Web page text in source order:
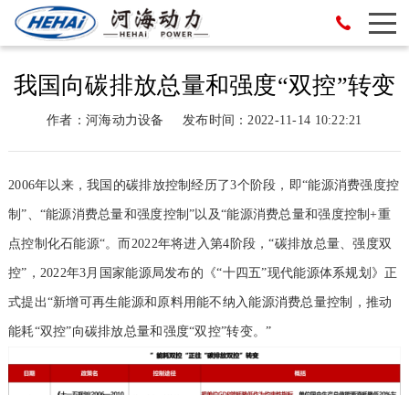
我国向碳排放总量和强度“双控”转变
作者：河海动力设备 发布时间：2022-11-14 10:22:21
2006年以来，我国的碳排放控制经历了3个阶段，即“能源消费强度控
制”、“能源消费总量和强度控制”以及“能源消费总量和强度控制+重
点控制化石能源“。而2022年将进入第4阶段，“碳排放总量、强度双
控”，2022年3月国家能源局发布的《“十四五”现代能源体系规划》正
式提出“新增可再生能源和原料用能不纳入能源消费总量控制，推动
能耗“双控”向碳排放总量和强度“双控”转变。”